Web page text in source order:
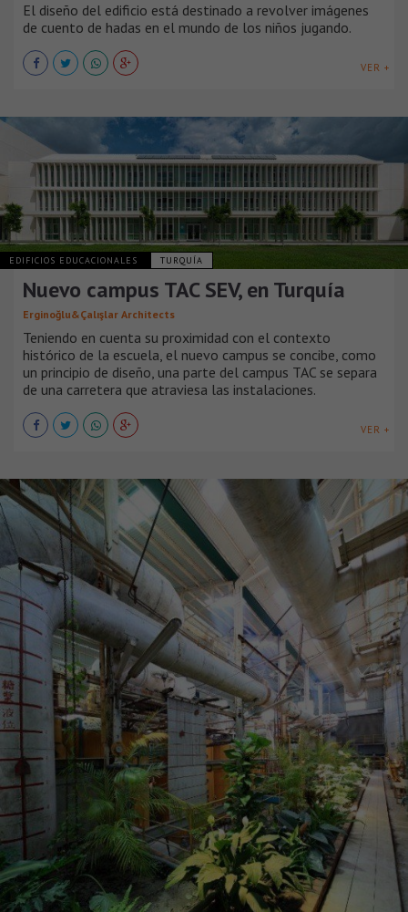
El diseño del edificio está destinado a revolver imágenes
de cuento de hadas en el mundo de los niños jugando.
VER +
EDIFICIOS EDUCACIONALES TURQUÍA
Nuevo campus TAC SEV, en Turquía
Erginoğlu&Çalışlar Architects
Teniendo en cuenta su proximidad con el contexto
histórico de la escuela, el nuevo campus se concibe, como
un principio de diseño, una parte del campus TAC se separa
de una carretera que atraviesa las instalaciones.
VER +